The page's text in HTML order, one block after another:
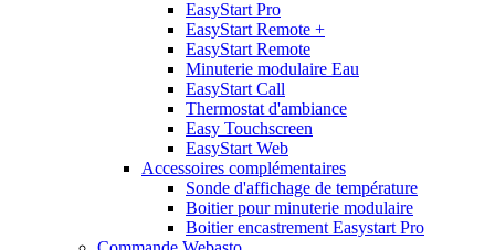
EasyStart Pro
EasyStart Remote +
EasyStart Remote
Minuterie modulaire Eau
EasyStart Call
Thermostat d'ambiance
Easy Touchscreen
EasyStart Web
Accessoires complémentaires
Sonde d'affichage de température
Boitier pour minuterie modulaire
Boitier encastrement Easystart Pro